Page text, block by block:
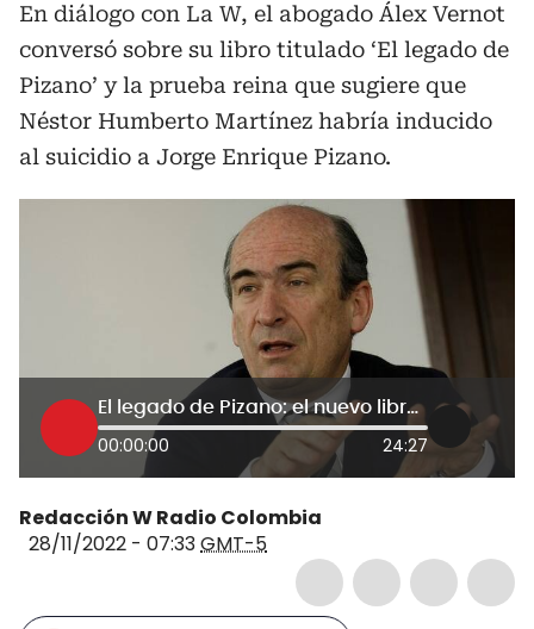
En diálogo con La W, el abogado Álex Vernot
conversó sobre su libro titulado ‘El legado de
Pizano’ y la prueba reina que sugiere que
Néstor Humberto Martínez habría inducido
al suicidio a Jorge Enrique Pizano.
El legado de Pizano: el nuevo libro de Álex Vernot sobre el controller de Odebrecht
00:00:00 24:27
Redacción W Radio Colombia
28/11/2022 - 07:33GMT-5